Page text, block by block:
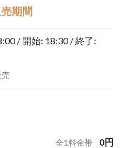
期間
/ 開始: 18:30 / 終了:
全1料金帯 0円